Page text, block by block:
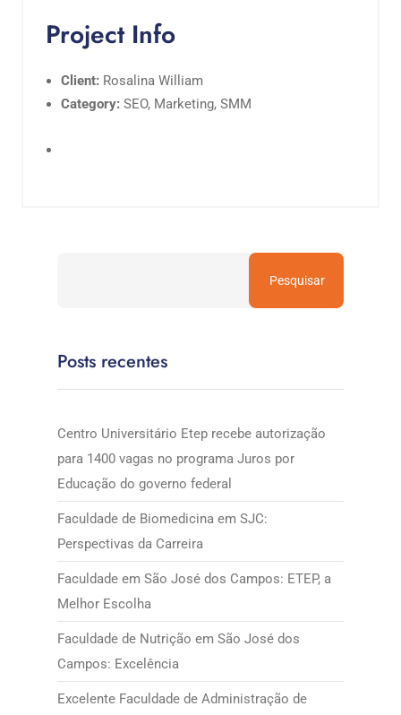
Project Info
Client: Rosalina William
Category: SEO, Marketing, SMM
Pesquisar
Posts recentes
Centro Universitário Etep recebe autorização
para 1400 vagas no programa Juros por
Educação do governo federal
Faculdade de Biomedicina em SJC:
Perspectivas da Carreira
Faculdade em São José dos Campos: ETEP, a
Melhor Escolha
Faculdade de Nutrição em São José dos
Campos: Excelência
Excelente Faculdade de Administração de